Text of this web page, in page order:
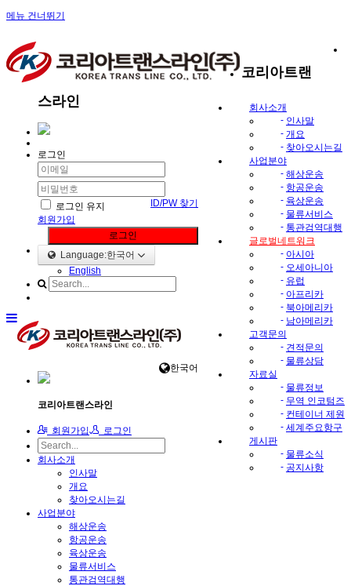
메뉴 건너뛰기
회사소개
- 인사말
- 개요
- 찾아오시는길
사업분야
- 해상운송
- 항공운송
- 육상운송
- 물류서비스
- 통관검역대행
글로벌네트워크
- 아시아
- 오세아니아
- 유럽
- 아프리카
- 북아메리카
- 남아메리카
고객문의
- 견적문의
- 물류상담
자료실
- 물류정보
- 무역 인코텀즈
- 컨테이너 제원
- 세계주요항구
게시판
- 물류소식
- 공지사항
코리아트랜
스라인
로그인
로그인 유지
ID/PW 찾기
회원가입
로그인
Language:한국어
English
한국어
코리아트랜스라인
회원가입 로그인
회사소개
인사말
개요
찾아오시는길
사업분야
해상운송
항공운송
육상운송
물류서비스
통관검역대행